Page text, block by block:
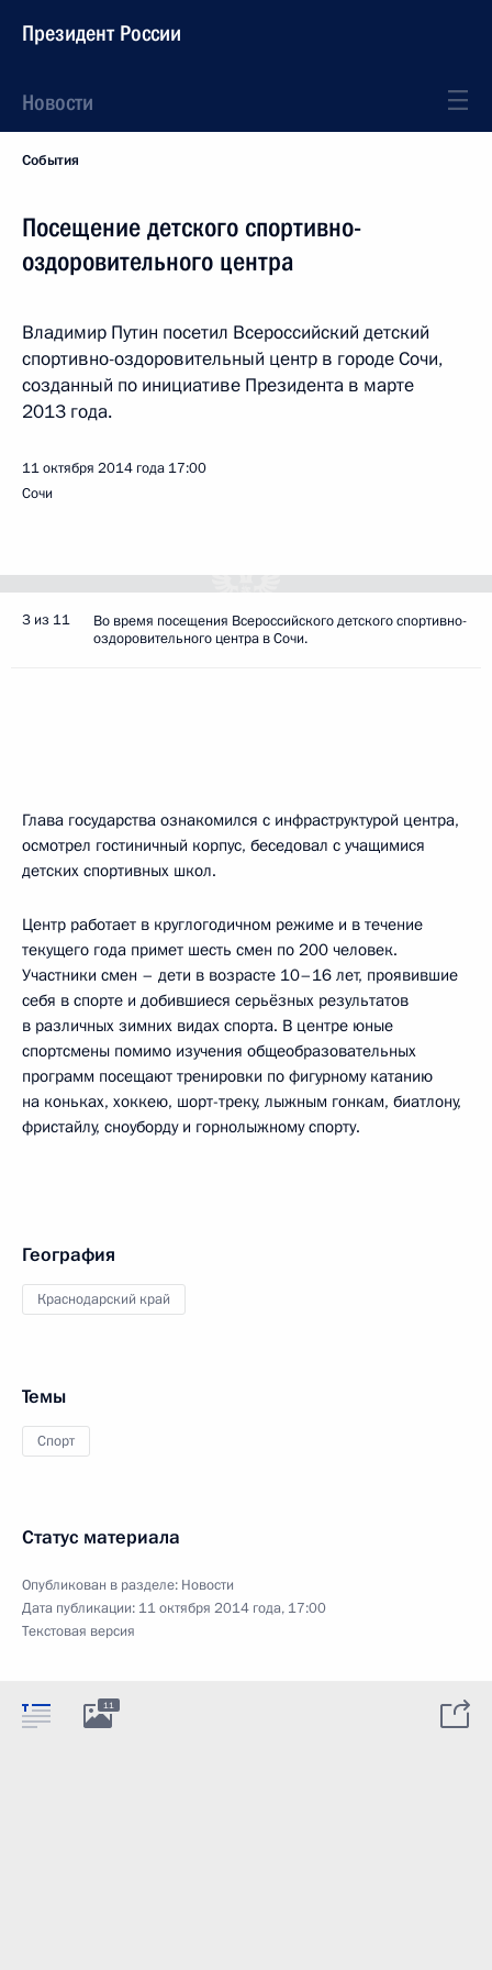
Президент России
Новости
События
Посещение детского спортивно-
оздоровительного центра
Владимир Путин посетил Всероссийский детский
спортивно-оздоровительный центр в городе Сочи,
созданный по инициативе Президента в марте
2013 года.
11 октября 2014 года 17:00
Сочи
3 из 11
Во время посещения Всероссийского детского спортивно-
оздоровительного центра в Сочи.
Глава государства ознакомился с инфраструктурой центра,
осмотрел гостиничный корпус, беседовал с учащимися
детских спортивных школ.
Центр работает в круглогодичном режиме и в течение
текущего года примет шесть смен по 200 человек.
Участники смен – дети в возрасте 10–16 лет, проявившие
себя в спорте и добившиеся серьёзных результатов
в различных зимних видах спорта. В центре юные
спортсмены помимо изучения общеобразовательных
программ посещают тренировки по фигурному катанию
на коньках, хоккею, шорт-треку, лыжным гонкам, биатлону,
фристайлу, сноуборду и горнолыжному спорту.
География
Краснодарский край
Темы
Спорт
Статус материала
Опубликован в разделе: Новости
Дата публикации: 11 октября 2014 года, 17:00
Текстовая версия
11